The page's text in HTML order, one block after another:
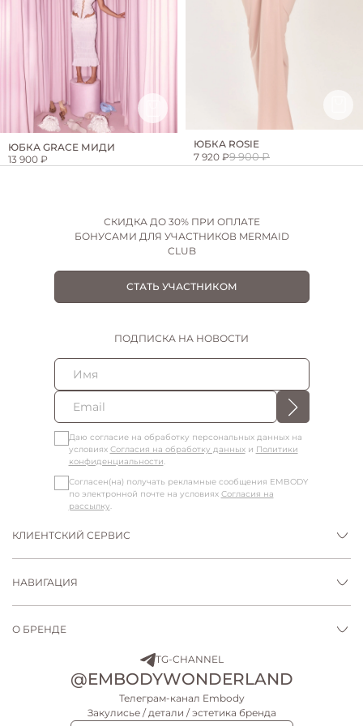
ЮБКА GRACE МИДИ
13 900 ₽
ЮБКА ROSIE
7 920 ₽9 900 ₽
СКИДКА ДО 30% ПРИ ОПЛАТЕ
БОНУСАМИ ДЛЯ УЧАСТНИКОВ MERMAID
CLUB
СТАТЬ УЧАСТНИКОМ
ПОДПИСКА НА НОВОСТИ
Даю согласие на обработку персональных данных на
условиях Согласия на обработку данныхи Политики
конфиденциальности.
Согласен(на) получать рекламные сообщения EMBODY
по электронной почте на условиях Согласия на
рассылку.
КЛИЕНТСКИЙ СЕРВИС
НАВИГАЦИЯ
О БРЕНДЕ
TG-CHANNEL
@EMBODYWONDERLAND
Телеграм-канал Embody
Закулисье / детали / эстетика бренда